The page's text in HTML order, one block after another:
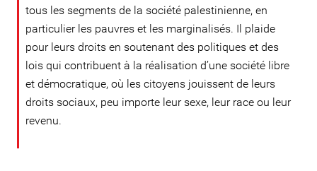
tous les segments de la société palestinienne, en
particulier les pauvres et les marginalisés. Il plaide
pour leurs droits en soutenant des politiques et des
lois qui contribuent à la réalisation d’une société libre
et démocratique, où les citoyens jouissent de leurs
droits sociaux, peu importe leur sexe, leur race ou leur
revenu.